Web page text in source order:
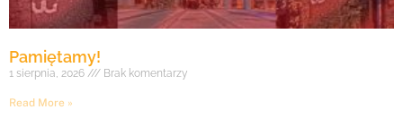
Pamiętamy!
1 sierpnia, 2026 Brak komentarzy
Read More »